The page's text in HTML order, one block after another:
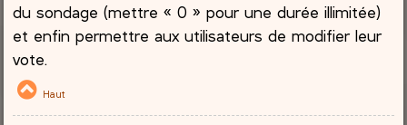
du sondage (mettre « 0 » pour une durée illimitée)
et enfin permettre aux utilisateurs de modifier leur
vote.
Haut